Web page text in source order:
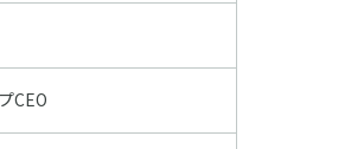
CEO